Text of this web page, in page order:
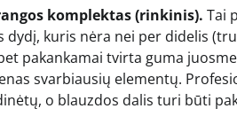
komplektas (rinkinis). Tai
kuris nėra nei per didelis
pakankamai tvirta guma
svarbiausių elementų.
o blauzdos dalis turi būti